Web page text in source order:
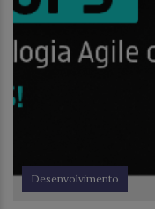
Desenvolvimento